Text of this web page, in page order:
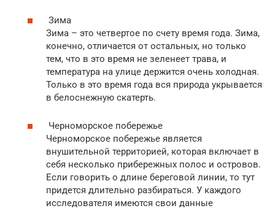
Зима
Зима – это четвертое по счету время года. Зима,
конечно, отличается от остальных, но только
тем, что в это время не зеленеет трава, и
температура на улице держится очень холодная.
Только в это время года вся природа укрывается
в белоснежную скатерть.
Черноморское побережье
Черноморское побережье является
внушительной территорией, которая включает в
себя несколько прибережных полос и островов.
Если говорить о длине береговой линии, то тут
придется длительно разбираться. У каждого
исследователя имеются свои данные